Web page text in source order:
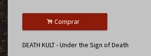
. Comprar
DEATH KULT - Under the Sign of Death